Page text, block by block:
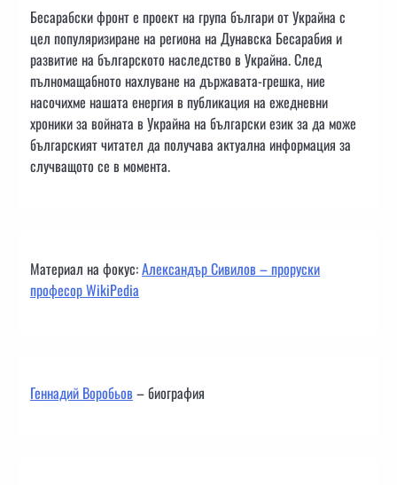
Бесарабски фронт е проект на група българи от Украйна с
цел популяризиране на региона на Дунавска Бесарабия и
развитие на българското наследство в Украйна. След
пълномащабното нахлуване на държавата-грешка, ние
насочихме нашата енергия в публикация на ежедневни
хроники за войната в Украйна на български език за да може
българският читател да получава актуална информация за
случващото се в момента.
Материал на фокус:Александър Сивилов – проруски
професор WikiPedia
Геннадий Воробьов– биография